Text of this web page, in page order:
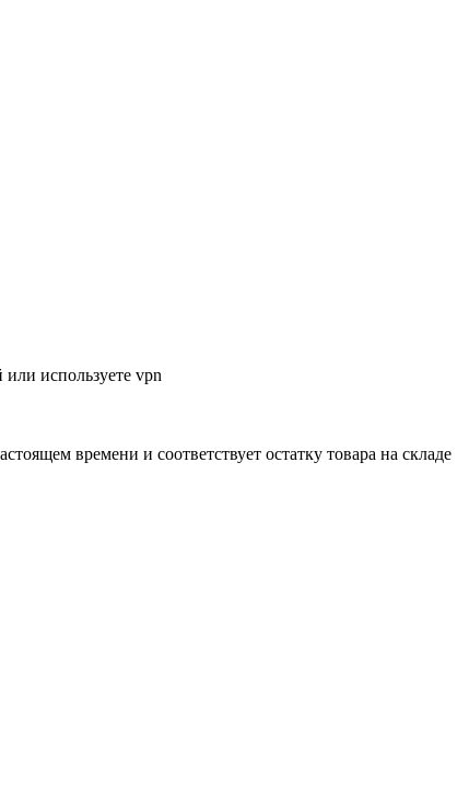
используете vpn
времени и соответствует остатку товара на складе